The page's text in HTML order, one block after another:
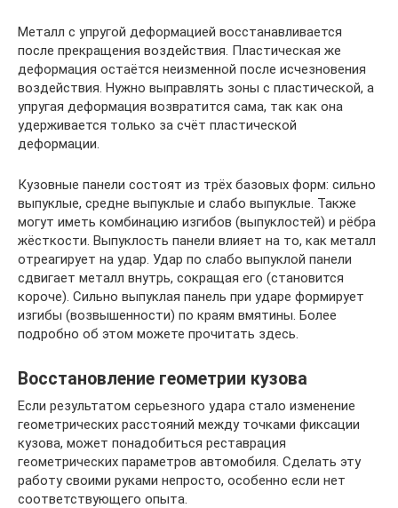
Металл с упру­гой дефор­ма­ци­ей вос­ста­нав­ли­ва­ет­ся
после пре­кра­ще­ния воз­дей­ствия. Пла­сти­че­ская же
дефор­ма­ция оста­ёт­ся неиз­мен­ной после исчез­но­ве­ния
воз­дей­ствия. Нуж­но выправ­лять зоны с пла­сти­че­ской, а
упру­гая дефор­ма­ция воз­вра­тит­ся сама, так как она
удер­жи­ва­ет­ся толь­ко за счёт пла­сти­че­ской
деформации.
Кузов­ные пане­ли состо­ят из трёх базо­вых форм: силь­но
выпук­лые, средне выпук­лые и сла­бо выпук­лые. Так­же
могут иметь ком­би­на­цию изги­бов (выпук­ло­стей) и рёб­ра
жёст­ко­сти. Выпук­лость пане­ли вли­я­ет на то, как металл
отре­а­ги­ру­ет на удар. Удар по сла­бо выпук­лой пане­ли
сдви­га­ет металл внутрь, сокра­щая его (ста­но­вит­ся
коро­че). Силь­но выпук­лая панель при уда­ре фор­ми­ру­ет
изги­бы (воз­вы­шен­но­сти) по кра­ям вмя­ти­ны. Более
подроб­но об этом може­те про­чи­тать здесь.
Восстановление геометрии кузова
Если результатом серьезного удара стало изменение
геометрических расстояний между точками фиксации
кузова, может понадобиться реставрация
геометрических параметров автомобиля. Сделать эту
работу своими руками непросто, особенно если нет
соответствующего опыта.